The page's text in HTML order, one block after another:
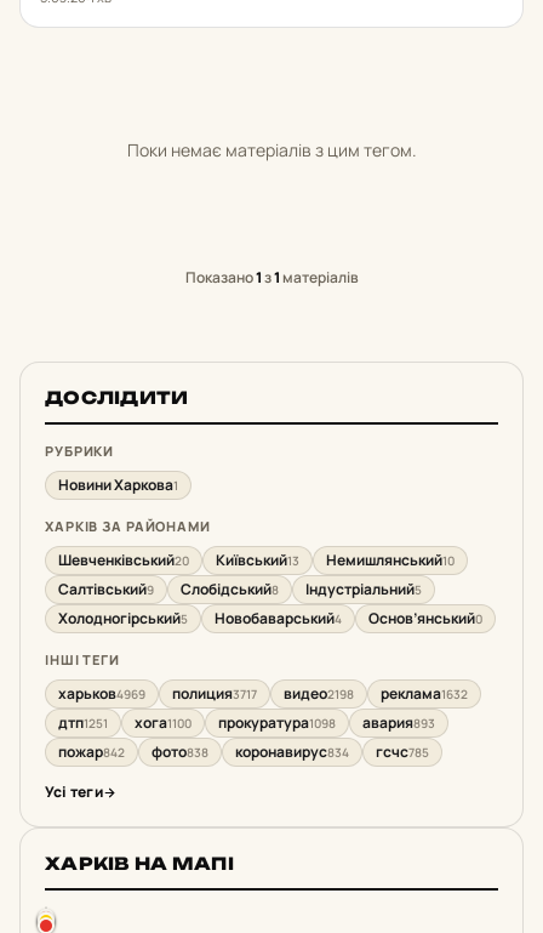
Поки немає матеріалів з цим тегом.
Показано1з1матеріалів
ДОСЛІДИТИ
РУБРИКИ
Новини Харкова1
ХАРКІВ ЗА РАЙОНАМИ
Шевченківський20 Київський13 Немишлянський10
Салтівський9 Слобідський8 Індустріальний5
Холодногірський5 Новобаварський4 Основ’янський0
ІНШІ ТЕГИ
харьков4969 полиция3717 видео2198 реклама1632
дтп1251 хога1100 прокуратура1098 авария893
пожар842 фото838 коронавирус834 гсчс785
Усі теги
ХАРКІВ НА МАПІ